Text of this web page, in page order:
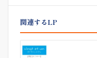
関連するLP